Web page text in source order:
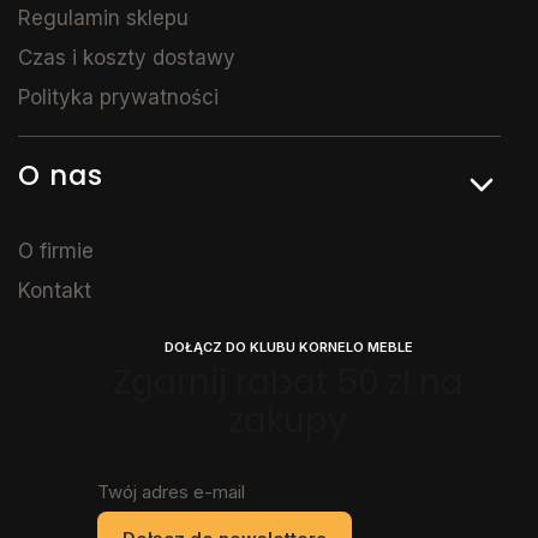
Regulamin sklepu
Czas i koszty dostawy
Polityka prywatności
O nas
O firmie
Kontakt
DOŁĄCZ DO KLUBU KORNELO MEBLE
Twój adres e-mail